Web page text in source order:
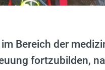
Bereich der
fortzubilden,